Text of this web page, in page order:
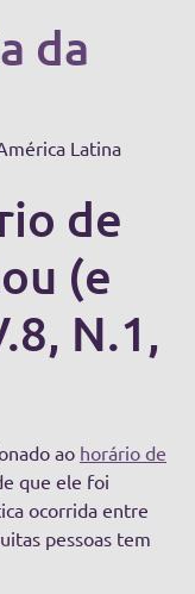
da
Latina
de
(e
N.1,
ao horário de
que ele foi
ocorrida entre
pessoas tem